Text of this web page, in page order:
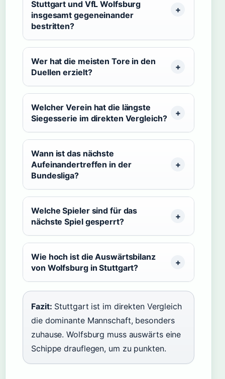
Stuttgart und VfL Wolfsburg
insgesamt gegeneinander
bestritten?
Wer hat die meisten Tore in den
Duellen erzielt?
Welcher Verein hat die längste
Siegesserie im direkten Vergleich?
Wann ist das nächste
Aufeinandertreffen in der
Bundesliga?
Welche Spieler sind für das
nächste Spiel gesperrt?
Wie hoch ist die Auswärtsbilanz
von Wolfsburg in Stuttgart?
Fazit: Stuttgart ist im direkten Vergleich
die dominante Mannschaft, besonders
zuhause. Wolfsburg muss auswärts eine
Schippe drauflegen, um zu punkten.